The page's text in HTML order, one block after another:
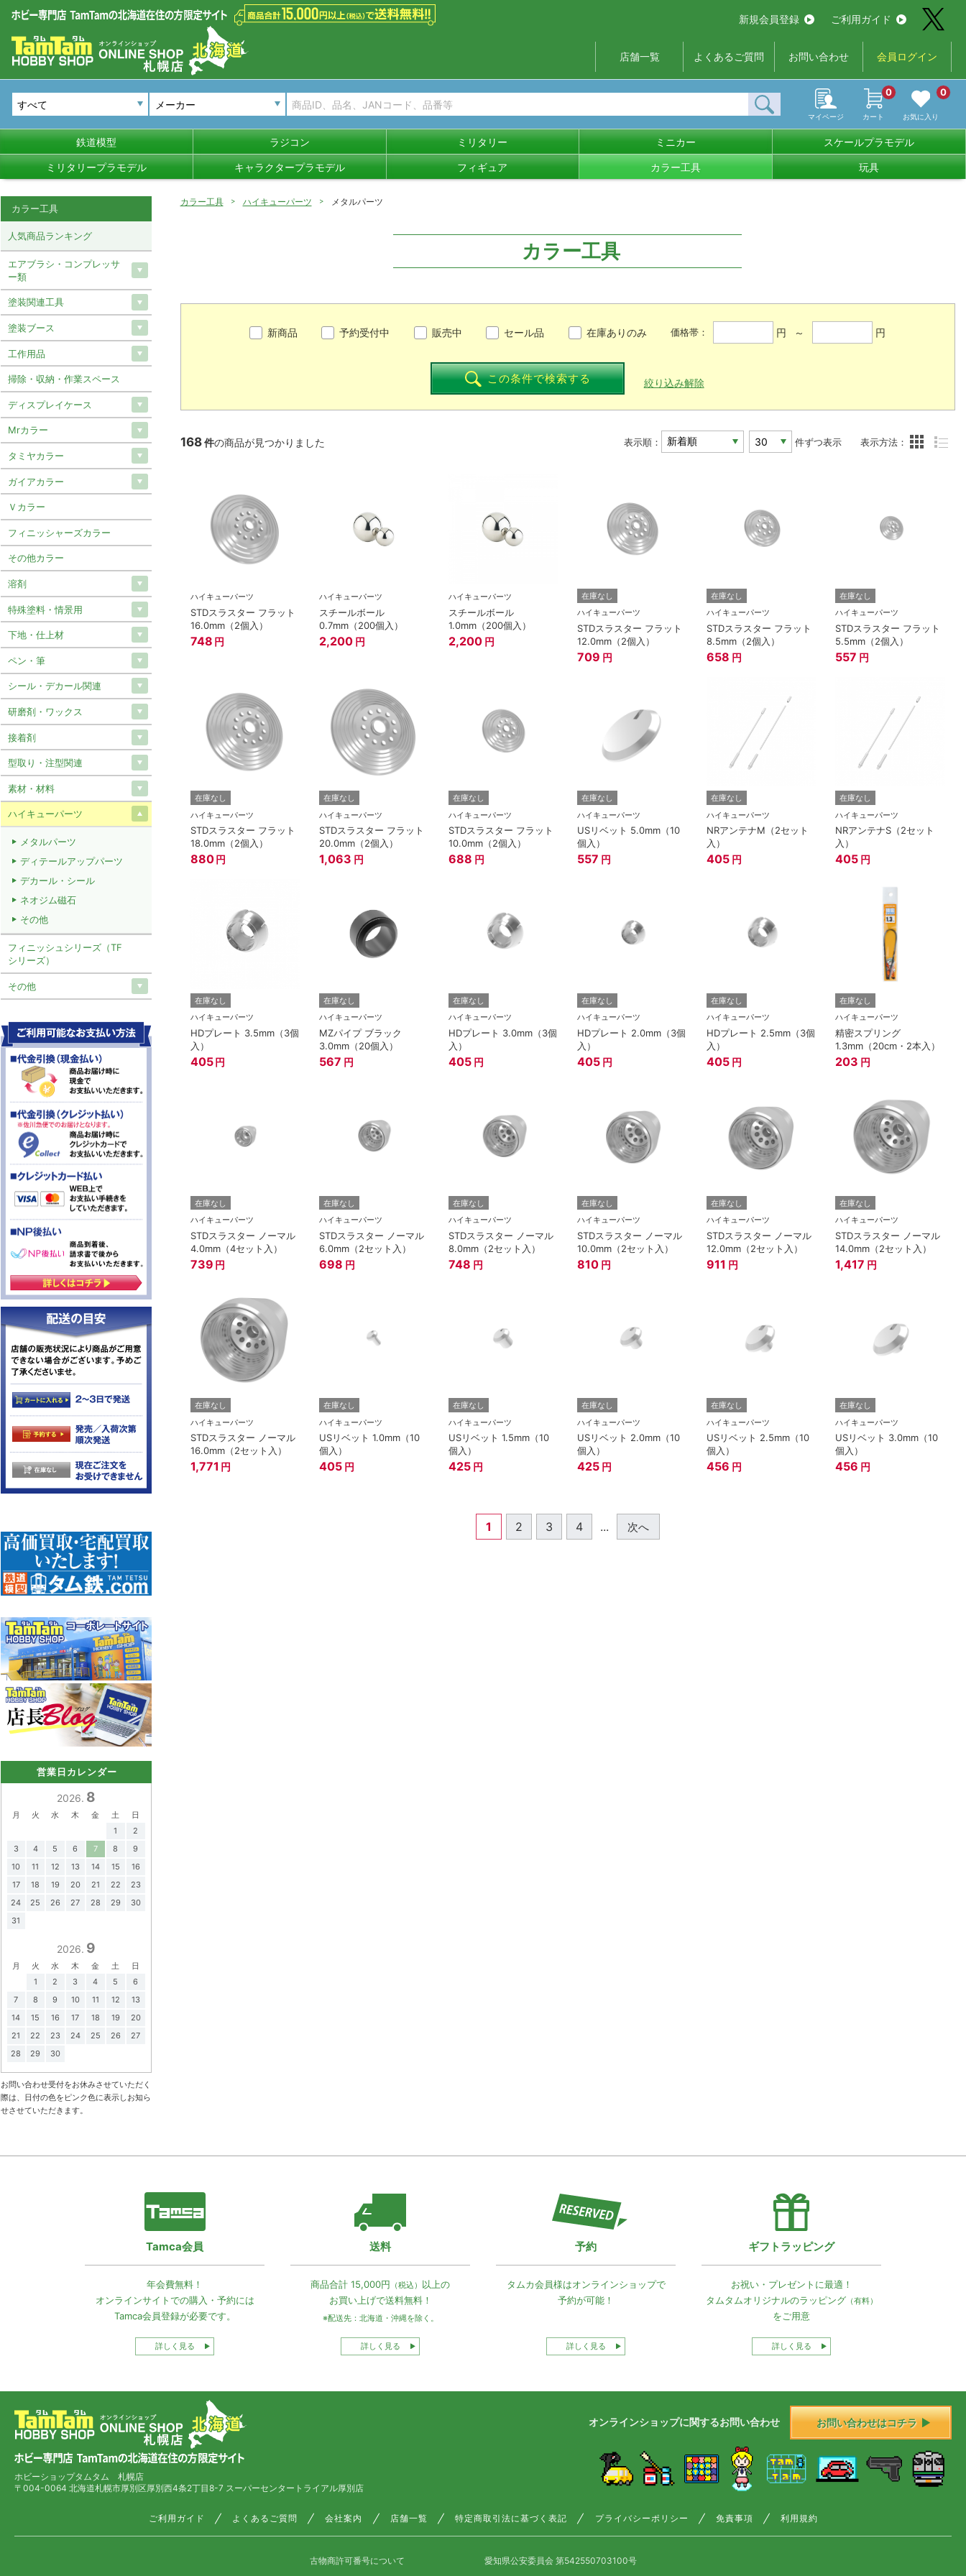
新規会員登録 ご利用ガイド
店舗一覧 よくあるご質問 お問い合わせ 会員ログイン
メーカー
マイページ カート
0
お気に入り
0
鉄道模型 ラジコン ミリタリー ミニカー スケールプラモデル
ミリタリープラモデル キャラクタープラモデル フィギュア カラー工具 玩具
カラー工具 ハイキューパーツ メタルパーツ
カラー工具
新商品 予約受付中 販売中 セール品 在庫ありのみ 価格帯： 円 ～ 円
この条件で検索する 絞り込み解除
168件の商品が見つかりました 表示順： 件ずつ表示 表示方法：
ハイキューパーツ
STDスラスター フラット
16.0mm（2個入）
748 円
ハイキューパーツ
スチールボール
0.7mm（200個入）
2,200 円
ハイキューパーツ
スチールボール
1.0mm（200個入）
2,200 円
在庫なし
ハイキューパーツ
STDスラスター フラット
12.0mm（2個入）
709 円
在庫なし
ハイキューパーツ
STDスラスター フラット
8.5mm（2個入）
658 円
在庫なし
ハイキューパーツ
STDスラスター フラット
5.5mm（2個入）
557 円
在庫なし
ハイキューパーツ
STDスラスター フラット
18.0mm（2個入）
880 円
在庫なし
ハイキューパーツ
STDスラスター フラット
20.0mm（2個入）
1,063 円
在庫なし
ハイキューパーツ
STDスラスター フラット
10.0mm（2個入）
688 円
在庫なし
ハイキューパーツ
USリベット 5.0mm（10
個入）
557 円
在庫なし
ハイキューパーツ
NRアンテナM（2セット
入）
405 円
在庫なし
ハイキューパーツ
NRアンテナS（2セット
入）
405 円
在庫なし
ハイキューパーツ
HDプレート 3.5mm（3個
入）
405 円
在庫なし
ハイキューパーツ
MZパイプ ブラック
3.0mm（20個入）
567 円
在庫なし
ハイキューパーツ
HDプレート 3.0mm（3個
入）
405 円
在庫なし
ハイキューパーツ
HDプレート 2.0mm（3個
入）
405 円
在庫なし
ハイキューパーツ
HDプレート 2.5mm（3個
入）
405 円
在庫なし
ハイキューパーツ
精密スプリング
1.3mm（20cm・2本入）
203 円
在庫なし
ハイキューパーツ
STDスラスター ノーマル
4.0mm（4セット入）
739 円
在庫なし
ハイキューパーツ
STDスラスター ノーマル
6.0mm（2セット入）
698 円
在庫なし
ハイキューパーツ
STDスラスター ノーマル
8.0mm（2セット入）
748 円
在庫なし
ハイキューパーツ
STDスラスター ノーマル
10.0mm（2セット入）
810 円
在庫なし
ハイキューパーツ
STDスラスター ノーマル
12.0mm（2セット入）
911 円
在庫なし
ハイキューパーツ
STDスラスター ノーマル
14.0mm（2セット入）
1,417 円
在庫なし
ハイキューパーツ
STDスラスター ノーマル
16.0mm（2セット入）
1,771 円
在庫なし
ハイキューパーツ
USリベット 1.0mm（10
個入）
405 円
在庫なし
ハイキューパーツ
USリベット 1.5mm（10
個入）
425 円
在庫なし
ハイキューパーツ
USリベット 2.0mm（10
個入）
425 円
在庫なし
ハイキューパーツ
USリベット 2.5mm（10
個入）
456 円
在庫なし
ハイキューパーツ
USリベット 3.0mm（10
個入）
456 円
1 2 3 4 ... 次へ
カラー工具
人気商品ランキング
エアブラシ・コンプレッサ
ー類
塗装関連工具
塗装ブース
工作用品
掃除・収納・作業スペース
ディスプレイケース
Mrカラー
タミヤカラー
ガイアカラー
Ｖカラー
フィニッシャーズカラー
その他カラー
溶剤
特殊塗料・情景用
下地・仕上材
ペン・筆
シール・デカール関連
研磨剤・ワックス
接着剤
型取り・注型関連
素材・材料
ハイキューパーツ
メタルパーツ
ディテールアップパーツ
デカール・シール
ネオジム磁石
その他
フィニッシュシリーズ（TF
シリーズ）
その他
営業日カレンダー
2026. 8
月 火 水 木 金 土
日
1
2
3
4 5 6 7 8
9
10
11 12 13 14 15
16
17
18 19 20 21 22
23
24
25 26 27 28 29
30
31
2026. 9
月 火 水 木 金 土
日
1
2 3 4 5
6
7
8 9 10 11 12
13
14
15 16 17 18 19
20
21
22 23 24 25 26
27
28
29 30
お問い合わせ受付をお休みさせていただく
際は、日付の色をピンク色に表示しお知ら
せさせていただきます。
Tamca会員
年会費無料！
オンラインサイトでの購入・予約には
Tamca会員登録が必要です。
詳しく見る
送料
商品合計 15,000円 （税込） 以上の
お買い上げで送料無料！
※配送先：北海道・沖縄を除く。
詳しく見る
予約
タムカ会員様はオンラインショップで
予約が可能！
詳しく見る
ギフトラッピング
お祝い・プレゼントに最適！
タムタムオリジナルのラッピング（有料）
をご用意
詳しく見る
ホビーショップタムタム 札幌店
〒004-0064 北海道札幌市厚別区厚別西4条2丁目8-7 スーパーセンタートライアル厚別店
オンラインショップに関するお問い合わせ お問い合わせはコチラ
ご利用ガイド よくあるご質問 会社案内 店舗一覧 特定商取引法に基づく表記 プライバシーポリシー 免責事項 利用規約
古物商許可番号について 愛知県公安委員会 第542550703100号